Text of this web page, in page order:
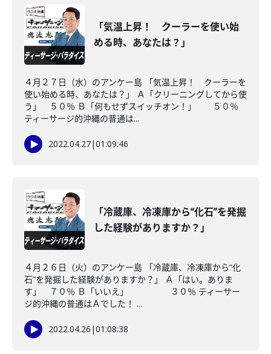
「気温上昇！ クーラーを使い始
める時、あなたは？」
４月２７日（水）のアンケー島 「気温上昇！ クーラーを
使い始める時、あなたは？」 Ａ「クリーニングしてから使
う」 ５０％ Ｂ「何もせずスイッチオン！」 ５０％
ティーサージ的沖縄の普通は...
2022.04.27|01:09:46
「冷蔵庫、冷凍庫から“化石”を発掘
した経験がありますか？」
４月２６日（火）のアンケー島 「冷蔵庫、冷凍庫から“化
石”を発掘した経験がありますか？」 Ａ「はい。ありま
す」 ７０％ Ｂ「いいえ」 ３０％ ティーサー
ジ的沖縄の普通はＡでした！ ...
2022.04.26 |01:08:38